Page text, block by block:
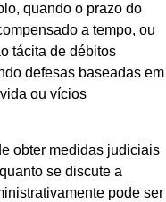
quando o prazo do
a tempo, ou
tácita de débitos
defesas baseadas em
ou vícios
obter medidas judiciais
se discute a
pode ser